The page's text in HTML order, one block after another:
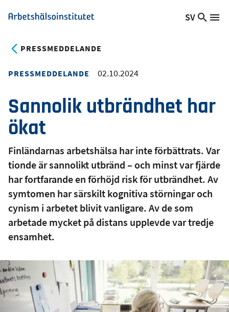
Hoppa
till
Arbetshälsoinstitutet
Växla
SV
Sök
PRESSMEDDELANDE
PRESSMEDDELANDE 02.10.2024
Sannolik utbrändhet har
ökat
Finländarnas arbetshälsa har inte förbättrats. Var
tionde är sannolikt utbränd – och minst var fjärde
har fortfarande en förhöjd risk för utbrändhet. Av
symtomen har särskilt kognitiva störningar och
cynism i arbetet blivit vanligare. Av de som
arbetade mycket på distans upplevde var tredje
ensamhet.